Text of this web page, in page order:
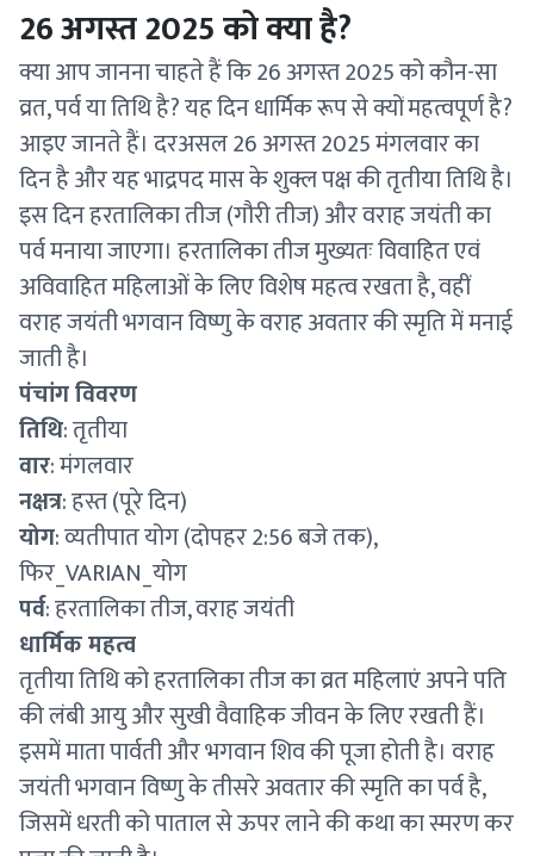
26 अगस्त 2025 को क्या है?
क्या आप जानना चाहते हैं कि 26 अगस्त 2025 को कौन-सा
व्रत, पर्व या तिथि है? यह दिन धार्मिक रूप से क्यों महत्वपूर्ण है?
आइए जानते हैं। दरअसल 26 अगस्त 2025 मंगलवार का
दिन है और यह भाद्रपद मास के शुक्ल पक्ष की तृतीया तिथि है।
इस दिन हरतालिका तीज (गौरी तीज) और वराह जयंती का
पर्व मनाया जाएगा। हरतालिका तीज मुख्यतः विवाहित एवं
अविवाहित महिलाओं के लिए विशेष महत्व रखता है, वहीं
वराह जयंती भगवान विष्णु के वराह अवतार की स्मृति में मनाई
जाती है।
पंचांग विवरण
तिथि: तृतीया
वार: मंगलवार
नक्षत्र: हस्त (पूरे दिन)
योग: व्यतीपात योग (दोपहर 2:56 बजे तक),
फिर_VARIAN_योग
पर्व: हरतालिका तीज, वराह जयंती
धार्मिक महत्व
तृतीया तिथि को हरतालिका तीज का व्रत महिलाएं अपने पति
की लंबी आयु और सुखी वैवाहिक जीवन के लिए रखती हैं।
इसमें माता पार्वती और भगवान शिव की पूजा होती है। वराह
जयंती भगवान विष्णु के तीसरे अवतार की स्मृति का पर्व है,
जिसमें धरती को पाताल से ऊपर लाने की कथा का स्मरण कर